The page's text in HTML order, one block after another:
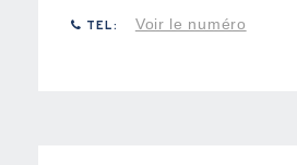
TEL: Voir le numéro